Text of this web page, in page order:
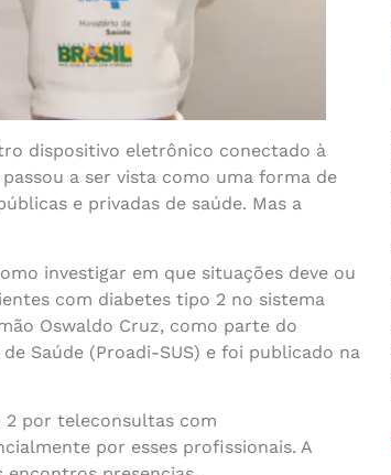
dispositivo eletrônico conectado à
a ser vista como uma forma de
e privadas de saúde. Mas a
investigar em que situações deve ou
com diabetes tipo 2 no sistema
Oswaldo Cruz, como parte do
Saúde (Proadi-SUS) e foi publicado na
2 por teleconsultas com
por esses profissionais. A